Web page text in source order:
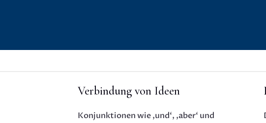
Verbindung von Ideen
Konjunktionen wie ‚und‘, ‚aber‘ und